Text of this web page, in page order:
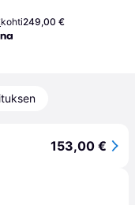
kohti249,00 €
153,00 €